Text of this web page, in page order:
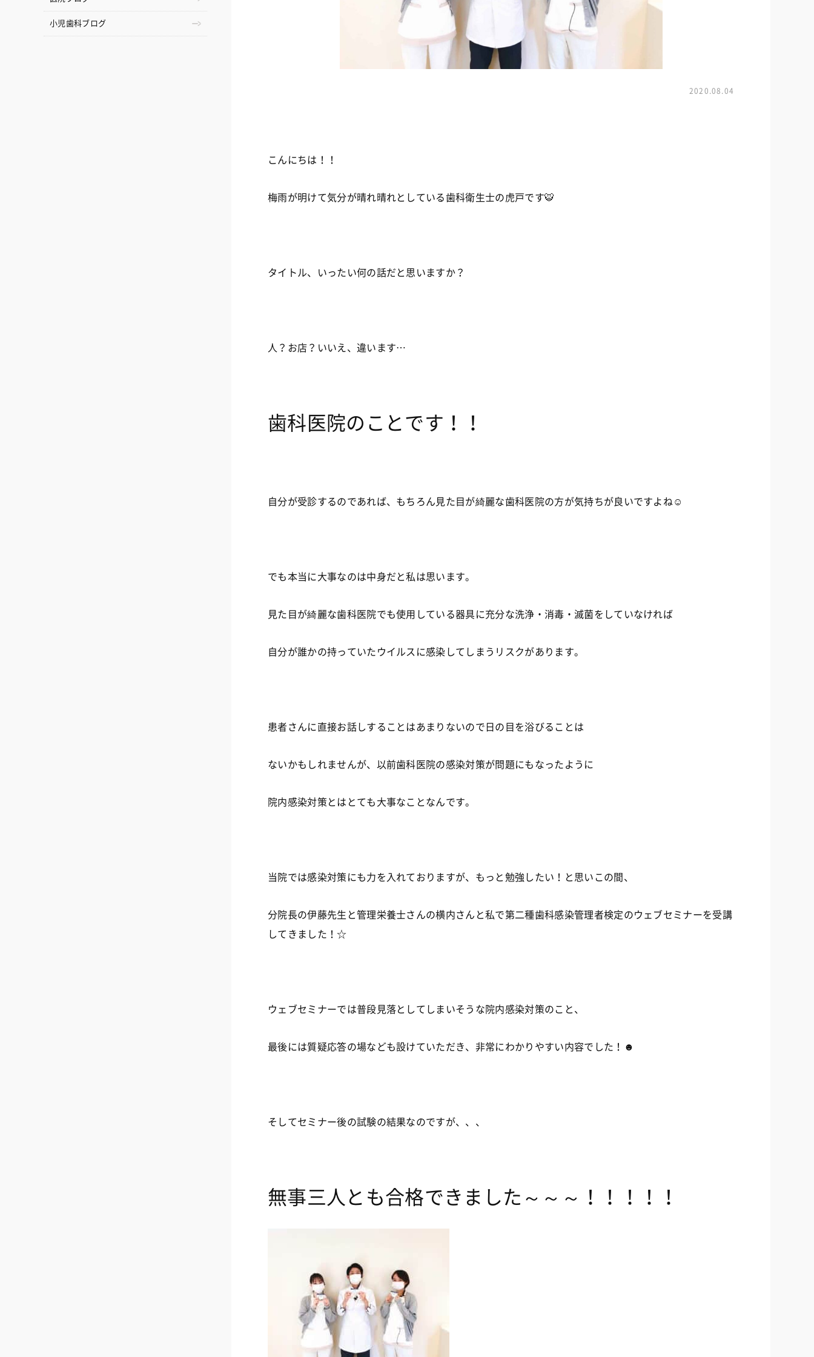
2020.08.04
こんにちは！！
梅雨が明けて気分が晴れ晴れとしている歯科衛生士の虎戸です🐯
タイトル、いったい何の話だと思いますか？
人？お店？いいえ、違います…
歯科医院のことです！！
自分が受診するのであれば、もちろん見た目が綺麗な歯科医院の方が気持ちが良いですよね☺
でも本当に大事なのは中身だと私は思います。
見た目が綺麗な歯科医院でも使用している器具に充分な洗浄・消毒・滅菌をしていなければ
自分が誰かの持っていたウイルスに感染してしまうリスクがあります。
患者さんに直接お話しすることはあまりないので日の目を浴びることは
ないかもしれませんが、以前歯科医院の感染対策が問題にもなったように
院内感染対策とはとても大事なことなんです。
当院では感染対策にも力を入れておりますが、もっと勉強したい！と思いこの間、
分院長の伊藤先生と管理栄養士さんの横内さんと私で第二種歯科感染管理者検定のウェブセミナーを受講
してきました！☆
ウェブセミナーでは普段見落としてしまいそうな院内感染対策のこと、
最後には質疑応答の場なども設けていただき、非常にわかりやすい内容でした！☻
そしてセミナー後の試験の結果なのですが、、、
無事三人とも合格できました～～～！！！！！
小児歯科ブログ